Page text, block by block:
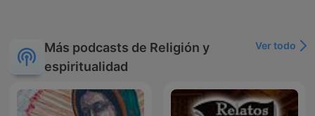
Más podcasts de Religión y
espiritualidad
Ver todo